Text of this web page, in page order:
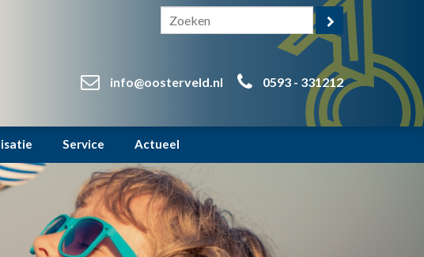
info@oosterveld.nl 0593 - 331212
Service Actueel